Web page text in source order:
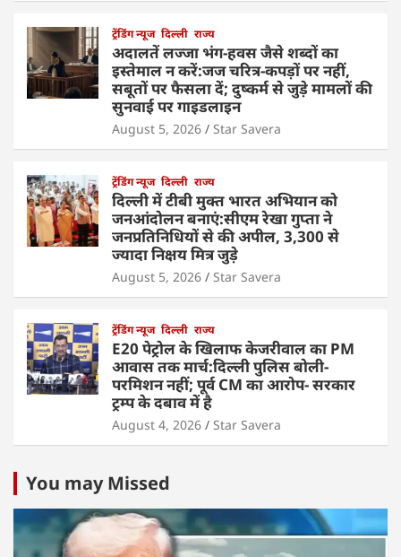
ट्रेंडिंग न्यूज दिल्ली राज्य
अदालतें लज्जा भंग-हवस जैसे शब्दों का
इस्तेमाल न करें:जज चरित्र-कपड़ों पर नहीं,
सबूतों पर फैसला दें; दुष्कर्म से जुड़े मामलों की
सुनवाई पर गाइडलाइन
August 5, 2026 Star Savera
ट्रेंडिंग न्यूज दिल्ली राज्य
दिल्ली में टीबी मुक्त भारत अभियान को
जनआंदोलन बनाएं:सीएम रेखा गुप्ता ने
जनप्रतिनिधियों से की अपील, 3,300 से
ज्यादा निक्षय मित्र जुड़े
August 5, 2026 Star Savera
ट्रेंडिंग न्यूज दिल्ली राज्य
E20 पेट्रोल के खिलाफ केजरीवाल का PM
आवास तक मार्च:दिल्ली पुलिस बोली-
परमिशन नहीं; पूर्व CM का आरोप- सरकार
ट्रम्प के दबाव में है
August 4, 2026 Star Savera
You may Missed